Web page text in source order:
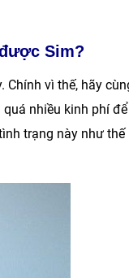
Sim?
Chính vì thế, hãy
nhiều kinh phí
trạng này như thế